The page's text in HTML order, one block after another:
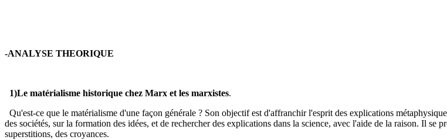
-ANALYSE THEORIQUE
1)Le matérialisme historique chez Marx et les marxistes.
Qu'est-ce que le matérialisme d'une façon générale ? Son objectif est d'affranchir l'esprit des explications
des sociétés, sur la formation des idées, et de rechercher des explications dans la science, avec l'aide de la raison. Il se
superstitions, des croyances.